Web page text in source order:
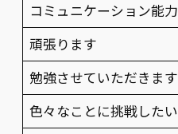
コミュニケーション能力
頑張ります
勉強させていただきます
色々なことに挑戦したい